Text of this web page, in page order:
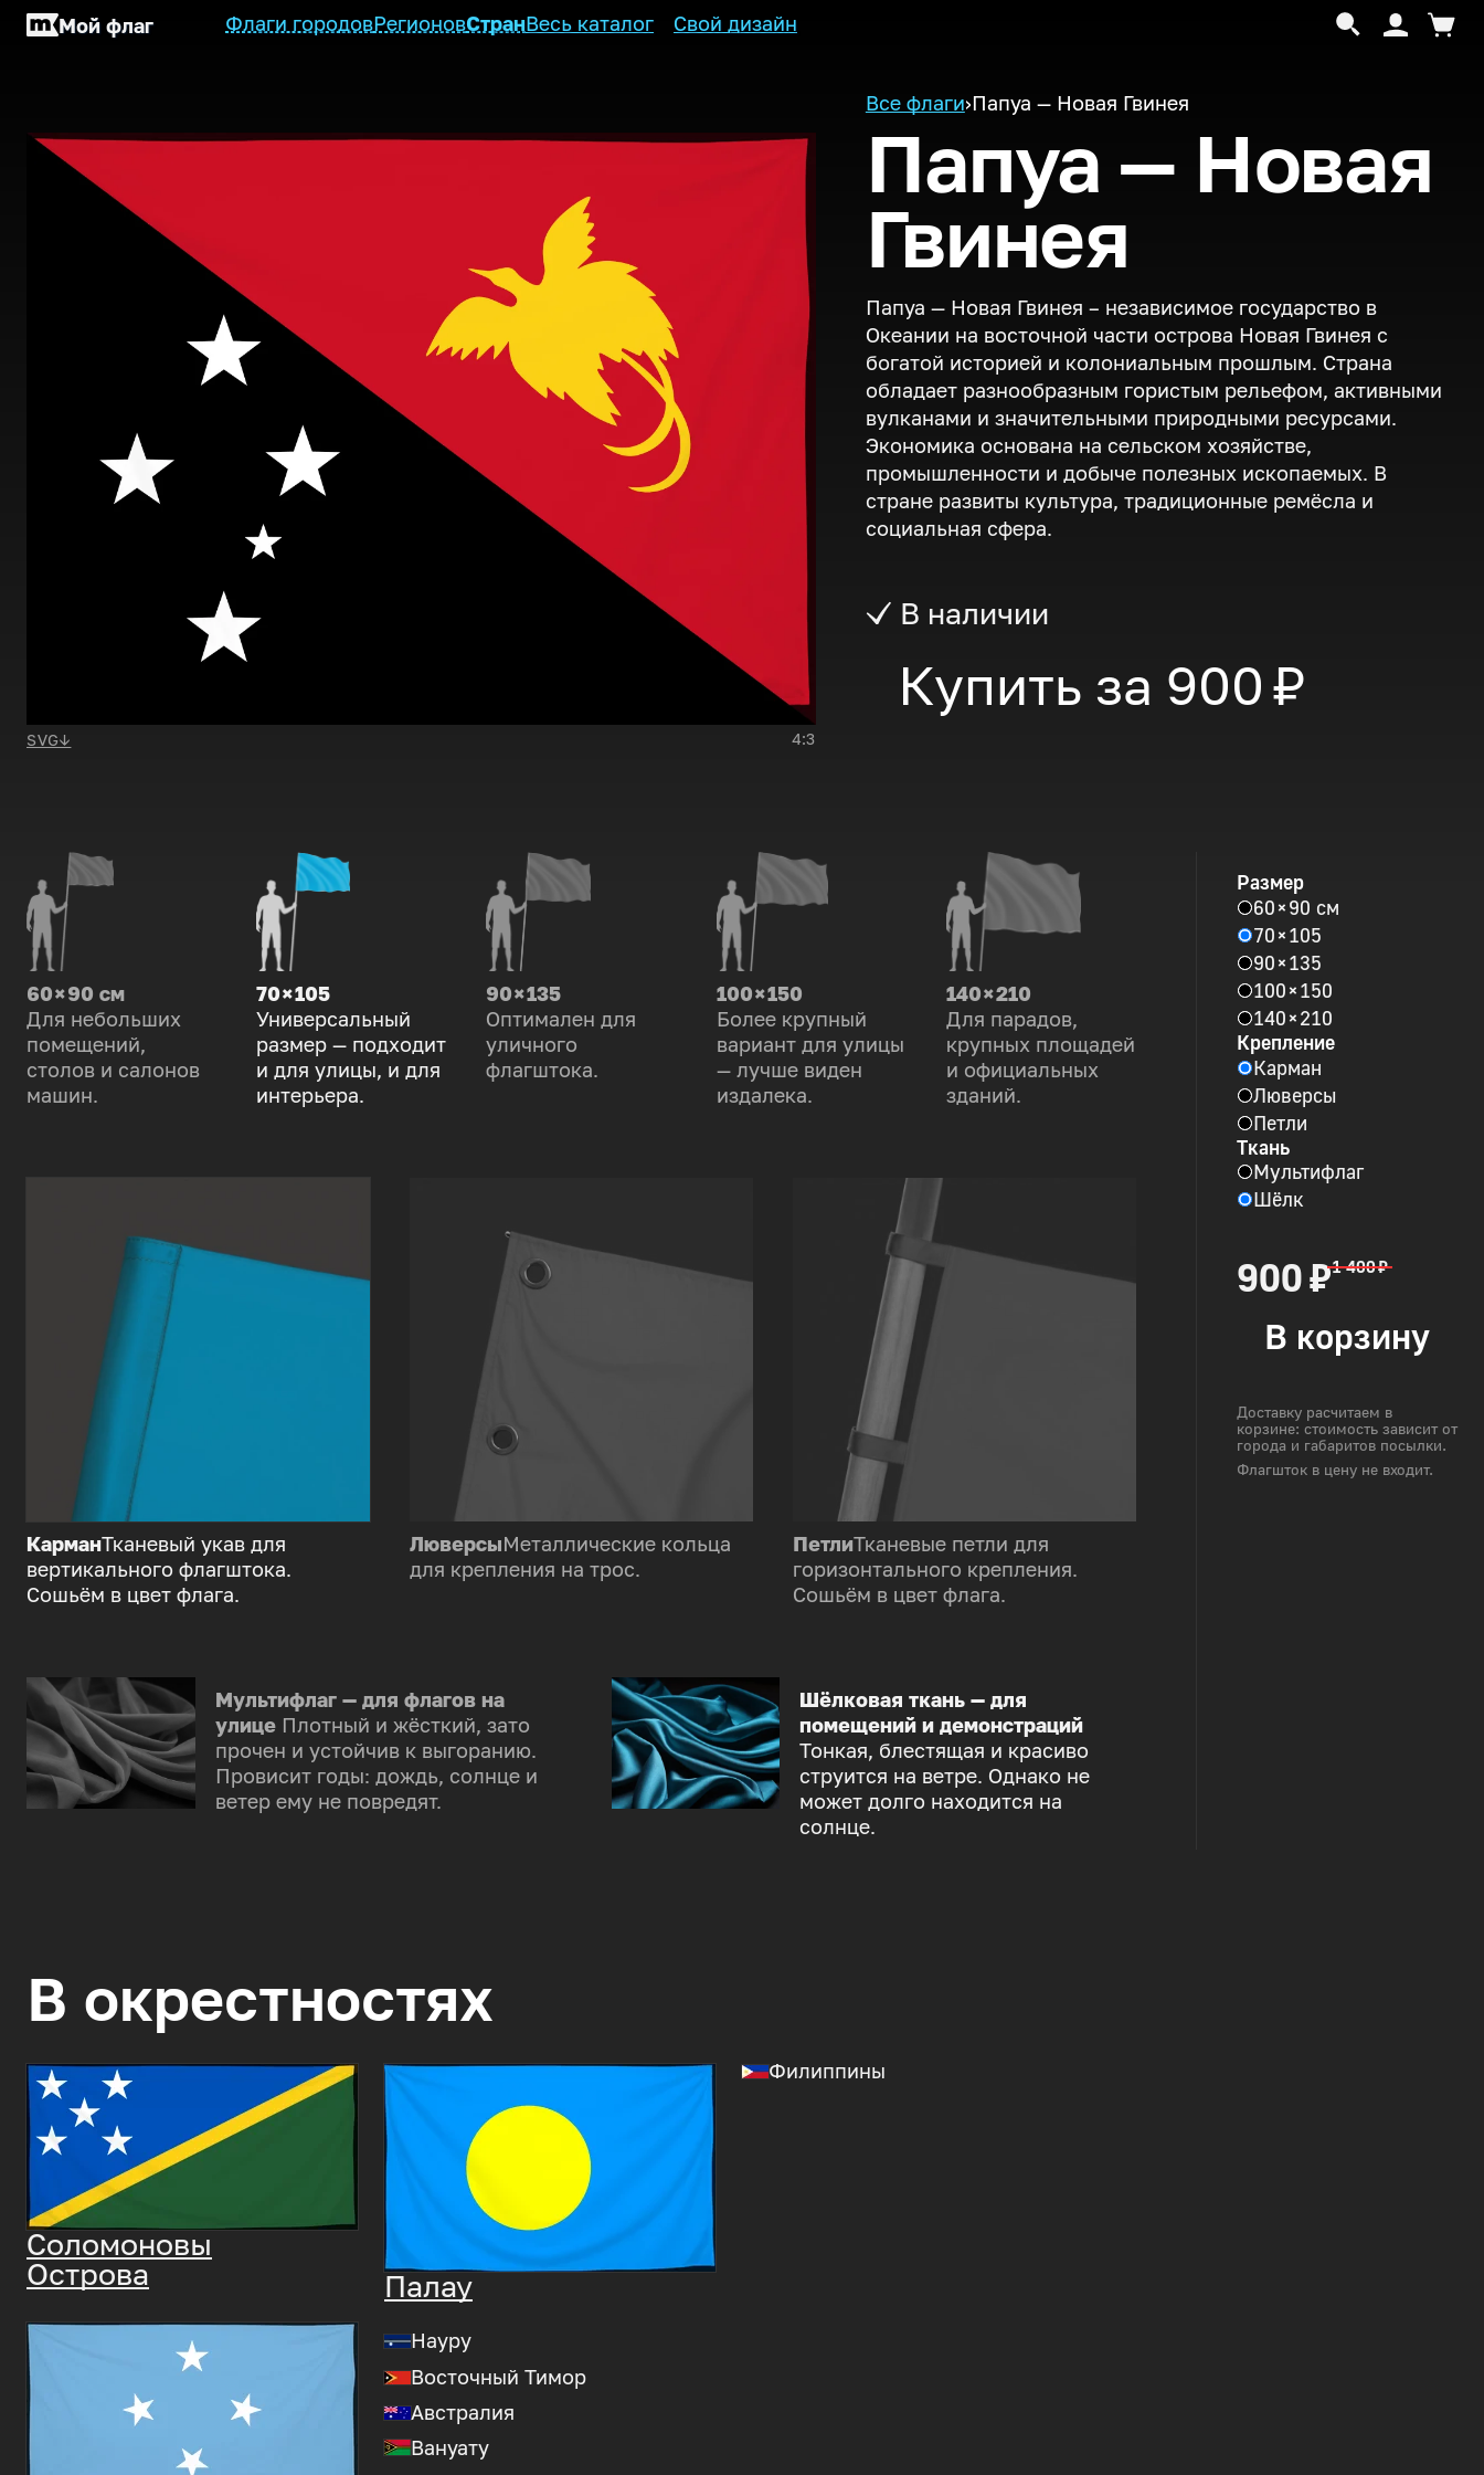
Мой флаг Флаги городовРегионовСтранВесь каталог Свой дизайн
Все флаги›Папуа — Новая Гвинея
SVG↓ 4:3
Папуа — Новая
Гвинея
Папуа — Новая Гвинея – независимое государство в
Океании на восточной части острова Новая Гвинея с
богатой историей и колониальным прошлым. Страна
обладает разнообразным гористым рельефом, активными
вулканами и значительными природными ресурсами.
Экономика основана на сельском хозяйстве,
промышленности и добыче полезных ископаемых. В
стране развиты культура, традиционные ремёсла и
социальная сфера.
В наличии
Купить за 900 ₽
60 × 90 см
Для небольших
помещений,
столов и салонов
машин.
70 × 105
Универсальный
размер — подходит
и для улицы, и для
интерьера.
90 × 135
Оптимален для
уличного
флагштока.
100 × 150
Более крупный
вариант для улицы
— лучше виден
издалека.
140 × 210
Для парадов,
крупных площадей
и официальных
зданий.
КарманТканевый укав для
вертикального флагштока.
Сошьём в цвет флага.
ЛюверсыМеталлические кольца
для крепления на трос.
ПетлиТканевые петли для
горизонтального крепления.
Сошьём в цвет флага.
Мультифлаг — для флагов на
улицеПлотный и жёсткий, зато
прочен и устойчив к выгоранию.
Провисит годы: дождь, солнце и
ветер ему не повредят.
Шёлковая ткань — для
помещений и демонстраций
Тонкая, блестящая и красиво
струится на ветре. Однако не
может долго находится на
солнце.
Размер
60 × 90 см
70 × 105
90 × 135
100 × 150
140 × 210
Крепление
Карман
Люверсы
Петли
Ткань
Мультифлаг
Шёлк
900 ₽1 400 ₽
В корзину
Доставку расчитаем в
корзине: стоимость зависит от
города и габаритов посылки.
Флагшток в цену не входит.
В окрестностях
Соломоновы
Острова
Палау
Науру
Восточный Тимор
Австралия
Вануату
Филиппины